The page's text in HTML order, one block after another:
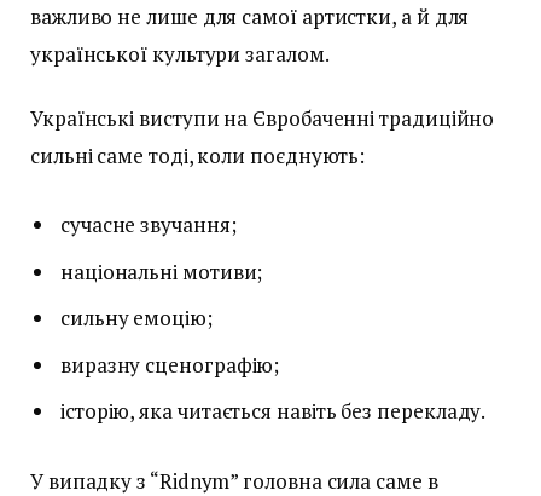
важливо не лише для самої артистки, а й для
української культури загалом.
Українські виступи на Євробаченні традиційно
сильні саме тоді, коли поєднують:
сучасне звучання;
національні мотиви;
сильну емоцію;
виразну сценографію;
історію, яка читається навіть без перекладу.
У випадку з “Ridnym” головна сила саме в